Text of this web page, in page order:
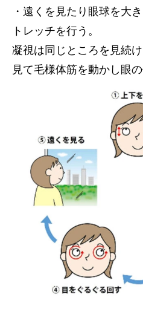
・遠くを見たり眼球を大
トレッチを行う。
凝視は同じところを見続
見て毛様体筋を動かし眼